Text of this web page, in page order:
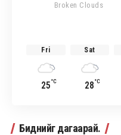
Broken Clouds
Fri
25°C
Sat
28°C
Биднийг дагаарай.